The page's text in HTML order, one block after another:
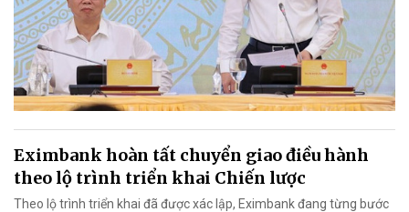
Eximbank hoàn tất chuyển giao điều hành
theo lộ trình triển khai Chiến lược
Theo lộ trình triển khai đã được xác lập, Eximbank đang từng bước